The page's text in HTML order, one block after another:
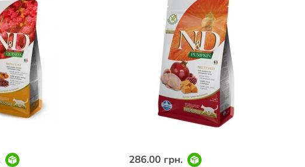
286.00 грн.